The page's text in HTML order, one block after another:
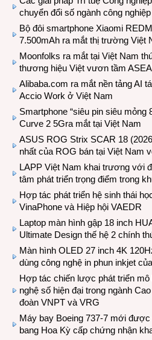
chuyển đổi số ngành công
Bộ đôi smartphone Xiaomi
7.500mAh ra mắt thị trường Việt
Moonfolks ra mắt tại Việt Nam
thương hiệu Việt vươn tầm
Alibaba.com ra mắt nền tảng AI
Accio Work ở Việt Nam
Smartphone “siêu pin siêu mỏng
Curve 2 5Gra mắt tại Việt Nam
ASUS ROG Strix SCAR 18
nhất của ROG bán tại Việt Nam
LAPP Việt Nam khai trương với
tâm phát triển trọng điểm trong
Hợp tác phát triển hệ sinh thái
VinaPhone và Hiệp hội VAEDR
Laptop màn hình gập 18 inch
Ultimate Design thế hệ 2 chính
Màn hình OLED 27 inch 4K
dùng công nghệ in phun inkjet
Hợp tác chiến lược phát triển
nghệ số hiện đại trong ngành
đoàn VNPT và VRG
Máy bay Boeing 737-7 mới
bang Hoa Kỳ cấp chứng nhận